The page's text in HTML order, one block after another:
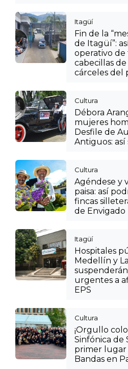
Itagüí
Fin de la
de Itagüí”:
operativo de
cabecillas
cárceles del
Cultura
Débora
mujeres
Desfile de
Antiguos:
Cultura
Agéndese y
paisa: así
fincas
de Envigado
Itagüí
Hospitales
Medellín y
urgentes a
EPS
Cultura
¡Orgullo
Sinfónica de
primer lugar
Bandas en